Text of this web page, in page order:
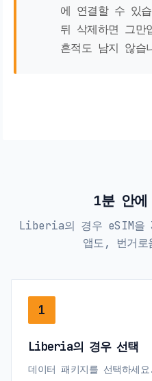
에 연결할 수 있
뒤 삭제하면 그
흔적도 남지 않습
1분 안
Liberia의 경우 eSIM을
앱도, 번거로
1
Liberia의 경우 선택
데이터 패키지를 선택하세